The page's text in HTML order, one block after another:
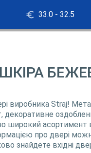
33.0 - 32.5
виробника Straj!
декоративне
широкий асортимент
про двері
знайдете вхідні